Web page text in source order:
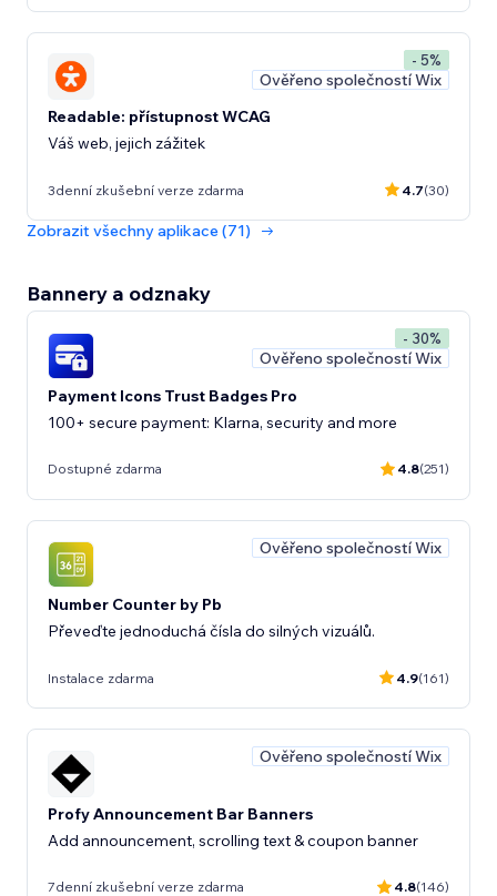
- 5%
Ověřeno společností Wix
Readable: přístupnost WCAG
Váš web, jejich zážitek
3denní zkušební verze zdarma 4.7(30)
Zobrazit všechny aplikace (71)
Bannery a odznaky
- 30%
Ověřeno společností Wix
Payment Icons Trust Badges Pro
100+ secure payment: Klarna, security and more
Dostupné zdarma 4.8(251)
Ověřeno společností Wix
Number Counter by Pb
Převeďte jednoduchá čísla do silných vizuálů.
Instalace zdarma 4.9(161)
Ověřeno společností Wix
Profy Announcement Bar Banners
Add announcement, scrolling text & coupon banner
7denní zkušební verze zdarma 4.8(146)